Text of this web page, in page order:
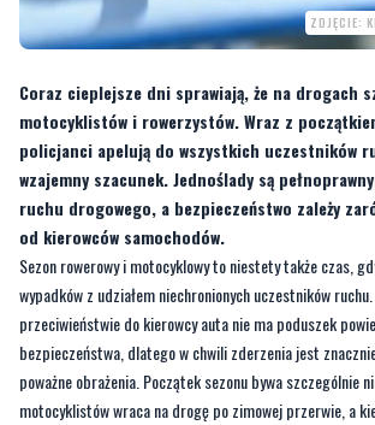
ZDJĘCIE:
Coraz cieplejsze dni sprawiają, że na drogach
motocyklistów i rowerzystów. Wraz z
policjanci apelują do wszystkich uczestników
wzajemny szacunek. Jednoślady są
ruchu drogowego, a bezpieczeństwo zależy
od kierowców samochodów.
Sezon rowerowy i motocyklowy to niestety także czas,
wypadków z udziałem niechronionych uczestników
przeciwieństwie do kierowcy auta nie ma poduszek
bezpieczeństwa, dlatego w chwili zderzenia jest
poważne obrażenia. Początek sezonu bywa szczególnie
motocyklistów wraca na drogę po zimowej przerwie, a